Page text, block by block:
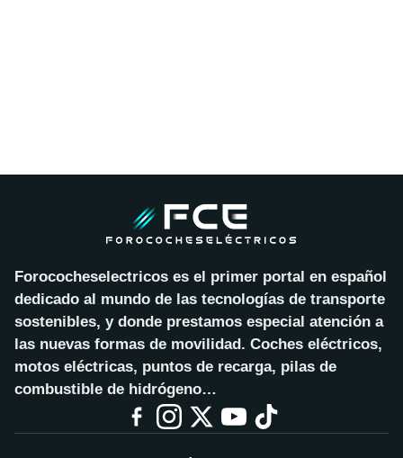
Forococheselectricos es el primer portal en español
dedicado al mundo de las tecnologías de transporte
sostenibles, y donde prestamos especial atención a
las nuevas formas de movilidad. Coches eléctricos,
motos eléctricas, puntos de recarga, pilas de
combustible de hidrógeno…